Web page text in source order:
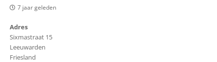
7 jaar geleden
Adres
Sixmastraat 15
Leeuwarden
Friesland